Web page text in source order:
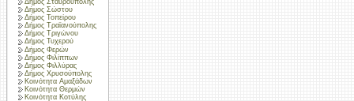
Δήμος Σώστου
Δήμος Τοπείρου
Δήμος Τραϊανούπολης
Δήμος Τριγώνου
Δήμος Τυχερού
Δήμος Φερών
Δήμος Φιλίππων
Δήμος Φιλλύρας
Δήμος Χρυσούπολης
Κοινότητα Αμαξάδων
Κοινότητα Θερμών
Κοινότητα Κοτύλης